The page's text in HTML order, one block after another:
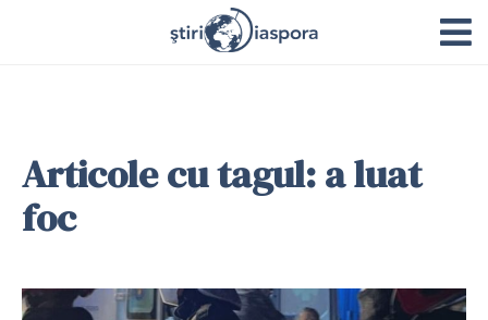
Articole cu tagul: a luat
foc